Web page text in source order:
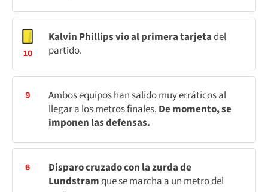
10
Kalvin Phillips vio al primera tarjetadel
partido.
9
Ambos equipos han salido muy erráticos al
llegar a los metros finales. De momento, se
imponen las defensas.
6
Disparo cruzado con la zurda de
Lundstramque se marcha a un metro del